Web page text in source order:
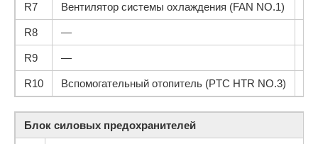
R7 Вентилятор системы охлаждения (FAN NO.1)
R8 —
R9 —
R10 Вспомогательный отопитель (PTC HTR NO.3)
Блок силовых предохранителей